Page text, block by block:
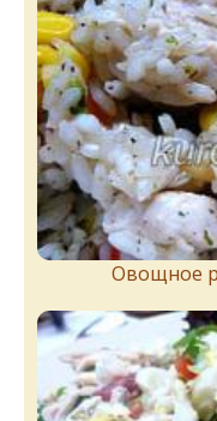
Овощное